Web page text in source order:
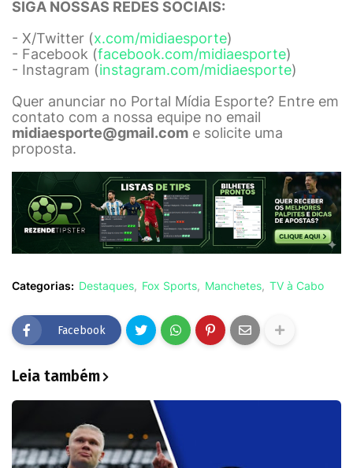
SIGA NOSSAS REDES SOCIAIS:
- X/Twitter (x.com/midiaesporte)
- Facebook (facebook.com/midiaesporte)
- Instagram (instagram.com/midiaesporte)
Quer anunciar no Portal Mídia Esporte? Entre em
contato com a nossa equipe no email
midiaesporte@gmail.com e solicite uma
proposta.
Categorias: Destaques Fox Sports Manchetes TV à Cabo
Facebook
Leia também